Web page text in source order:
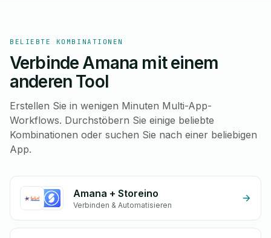
BELIEBTE KOMBINATIONEN
Verbinde Amana mit einem
anderen Tool
Erstellen Sie in wenigen Minuten Multi-App-
Workflows. Durchstöbern Sie einige beliebte
Kombinationen oder suchen Sie nach einer beliebigen
App.
Amana + Storeino
Verbinden & Automatisieren